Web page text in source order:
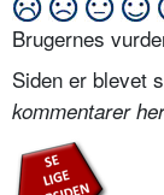
Brugernes
Siden er blevet
kommentarer